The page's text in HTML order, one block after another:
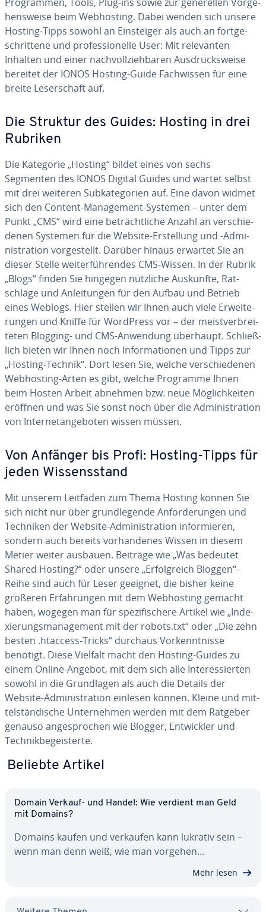
hens­wei­se beim Web­hos­ting. Dabei wenden sich unsere
Hosting-Tipps sowohl an Ein­stei­ger als auch an fort­ge­
schrit­te­ne und pro­fes­sio­nel­le User: Mit re­le­van­ten
Inhalten und einer nach­voll­zieh­ba­ren Aus­drucks­wei­se
bereitet der IONOS Hosting-Guide Fach­wis­sen für eine
breite Le­ser­schaft auf.
Die Struktur des Guides: Hosting in drei
Rubriken
Die Kategorie „Hosting“ bildet eines von sechs
Segmenten des IONOS Digital Guides und wartet selbst
mit drei weiteren Sub­ka­te­go­rien auf. Eine davon widmet
sich den Content-Ma­nage­ment-Systemen – unter dem
Punkt „CMS“ wird eine be­trächt­li­che Anzahl an ver­schie­
de­nen Systemen für die Website-Er­stel­lung und -Ad­mi­
nis­tra­ti­on vor­ge­stellt. Darüber hinaus erwartet Sie an
dieser Stelle wei­ter­füh­ren­des CMS-Wissen. In der Rubrik
„Blogs“ finden Sie hingegen nützliche Auskünfte, Rat­
schlä­ge und An­lei­tun­gen für den Aufbau und Betrieb
eines Weblogs. Hier stellen wir Ihnen auch viele Er­wei­te­
run­gen und Kniffe für WordPress vor – der meist­ver­brei­
te­ten Blogging- und CMS-Anwendung überhaupt. Schließ­
lich bieten wir Ihnen noch In­for­ma­tio­nen und Tipps zur
„Hosting-Technik“. Dort lesen Sie, welche ver­schie­de­nen
Web­hos­ting-Arten es gibt, welche Programme Ihnen
beim Hosten Arbeit abnehmen bzw. neue Mög­lich­kei­ten
eröffnen und was Sie sonst noch über die Ad­mi­nis­tra­ti­on
von In­ter­net­an­ge­bo­ten wissen müssen.
Von Anfänger bis Profi: Hosting-Tipps für
jeden Wis­sens­stand
Mit unserem Leitfaden zum Thema Hosting können Sie
sich nicht nur über grund­le­gen­de An­for­de­run­gen und
Techniken der Website-Ad­mi­nis­tra­ti­on in­for­mie­ren,
sondern auch bereits vor­han­de­nes Wissen in diesem
Metier weiter ausbauen. Beiträge wie „Was bedeutet
Shared Hosting?“ oder unsere „Er­folg­reich Bloggen“-
Reihe sind auch für Leser geeignet, die bisher keine
größeren Er­fah­run­gen mit dem Web­hos­ting gemacht
haben, wogegen man für spe­zi­fi­sche­re Artikel wie „In­de­
xie­rungs­ma­nage­ment mit der robots.txt“ oder „Die zehn
besten .htaccess-Tricks“ durchaus Vor­kennt­nis­se
benötigt. Diese Vielfalt macht den Hosting-Guides zu
einem Online-Angebot, mit dem sich alle In­ter­es­sier­ten
sowohl in die Grund­la­gen als auch die Details der
Website-Ad­mi­nis­tra­ti­on einlesen können. Kleine und mit­
tel­stän­di­sche Un­ter­neh­men werden mit dem Ratgeber
genauso an­ge­spro­chen wie Blogger, Ent­wick­ler und
Tech­nik­be­geis­ter­te.
Beliebte Artikel
Domain Verkauf- und Handel: Wie verdient man Geld
mit Domains?
Domains kaufen und verkaufen kann lukrativ sein –
wenn man denn weiß, wie man vorgehen…
Mehr lesen